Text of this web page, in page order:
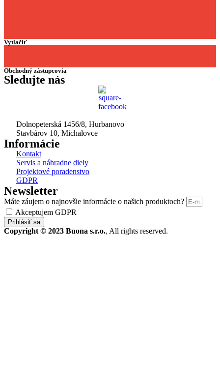
Vytlačiť
Obchodný zástupcovia
Sledujte nás
Dolnopeterská 1456/8, Hurbanovo
Stavbárov 10, Michalovce
Informácie
Kontakt
Servis a náhradne diely
Projektové poradenstvo
GDPR
Newsletter
Máte záujem o najnovšie informácie o našich produktoch?
Akceptujem GDPR
Prihlásiť sa
Copyright © 2023 Buona s.r.o., All rights reserved.